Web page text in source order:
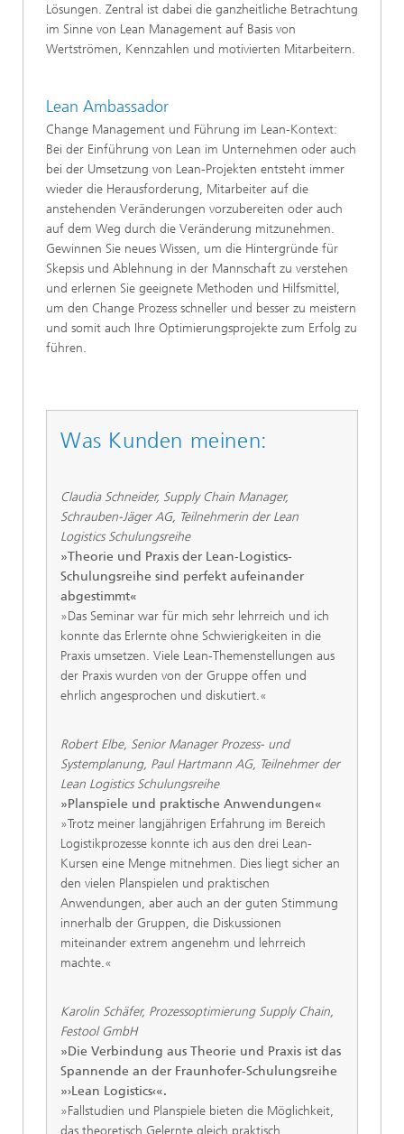
Lösungen. Zentral ist dabei die ganzheitliche Betrachtung
im Sinne von Lean Management auf Basis von
Wertströmen, Kennzahlen und motivierten Mitarbeitern.
Lean Ambassador
Change Management und Führung im Lean-Kontext:
Bei der Einführung von Lean im Unternehmen oder auch
bei der Umsetzung von Lean-Projekten entsteht immer
wieder die Herausforderung, Mitarbeiter auf die
anstehenden Veränderungen vorzubereiten oder auch
auf dem Weg durch die Veränderung mitzunehmen.
Gewinnen Sie neues Wissen, um die Hintergründe für
Skepsis und Ablehnung in der Mannschaft zu verstehen
und erlernen Sie geeignete Methoden und Hilfsmittel,
um den Change Prozess schneller und besser zu meistern
und somit auch Ihre Optimierungsprojekte zum Erfolg zu
führen.
Was Kunden meinen:
Claudia Schneider, Supply Chain Manager,
Schrauben-Jäger AG, Teilnehmerin der Lean
Logistics Schulungsreihe
»Theorie und Praxis der Lean-Logistics-
Schulungsreihe sind perfekt aufeinander
abgestimmt«
»Das Seminar war für mich sehr lehrreich und ich
konnte das Erlernte ohne Schwierigkeiten in die
Praxis umsetzen. Viele Lean-Themenstellungen aus
der Praxis wurden von der Gruppe offen und
ehrlich angesprochen und diskutiert.«
Robert Elbe, Senior Manager Prozess- und
Systemplanung, Paul Hartmann AG, Teilnehmer der
Lean Logistics Schulungsreihe
»Planspiele und praktische Anwendungen«
»Trotz meiner langjährigen Erfahrung im Bereich
Logistikprozesse konnte ich aus den drei Lean-
Kursen eine Menge mitnehmen. Dies liegt sicher an
den vielen Planspielen und praktischen
Anwendungen, aber auch an der guten Stimmung
innerhalb der Gruppen, die Diskussionen
miteinander extrem angenehm und lehrreich
machte.«
Karolin Schäfer, Prozessoptimierung Supply Chain,
Festool GmbH
»Die Verbindung aus Theorie und Praxis ist das
Spannende an der Fraunhofer-Schulungsreihe
»›Lean Logistics‹«.
»Fallstudien und Planspiele bieten die Möglichkeit,
das theoretisch Gelernte gleich praktisch